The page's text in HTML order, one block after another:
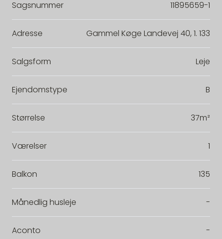
Sagsnummer 11895659-1
Adresse Gammel Køge Landevej 40, 1. 133
Salgsform Leje
Ejendomstype B
Størrelse 37m²
Værelser 1
Balkon 135
Månedlig husleje -
Aconto -